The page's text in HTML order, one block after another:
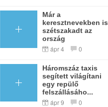
Már a
keresztnevekben is
szétszakadt az
ország
ápr 4 0
Háromszáz taxis
segített világítani
egy repülő
felszállásáho...
ápr 9 0